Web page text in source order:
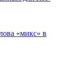
«микс» в